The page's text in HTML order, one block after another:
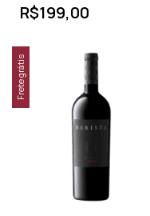
R$199,00
Frete grátis